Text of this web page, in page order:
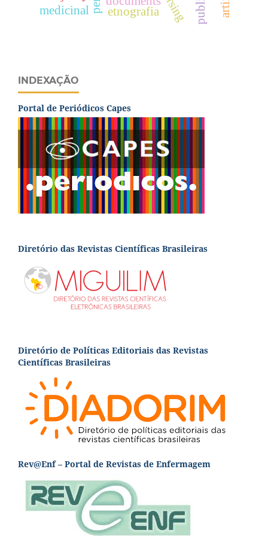
etnografia
medicinal
INDEXAÇÃO
Portal de Periódicos Capes
Diretório das Revistas Científicas Brasileiras
Diretório de Políticas Editoriais das Revistas
Científicas Brasileiras
Rev@Enf – Portal de Revistas de Enfermagem